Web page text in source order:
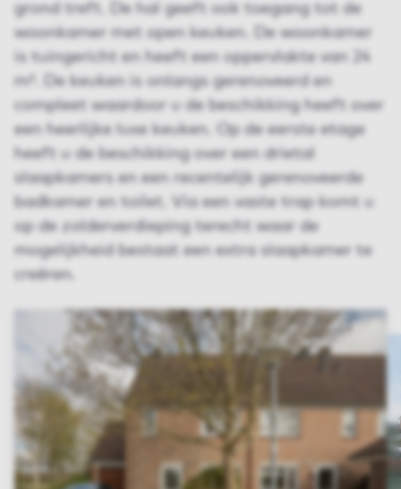
grond treft. De hal geeft ook toegang tot de
woonkamer met open keuken. De woonkamer
is tuingericht en heeft een oppervlakte van 24
m². De keuken is onlangs gerenoveerd en
compleet waardoor u de beschikking heeft over
een heerlijke luxe keuken. Op de eerste etage
heeft u de beschikking over een drietal
slaapkamers en een recentelijk gerenoveerde
badkamer en toilet. Via een vaste trap komt u
op de zolderverdieping terecht waar de
mogelijkheid bestaat een extra slaapkamer te
creëren.